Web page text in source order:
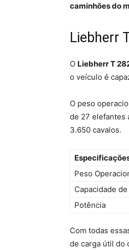
caminhões do
Liebherr
O Liebherr T
o veículo é
O peso
de 27 elefantes
3.650 cavalos.
Peso
Capacidade
Potência
Com todas
de carga útil do